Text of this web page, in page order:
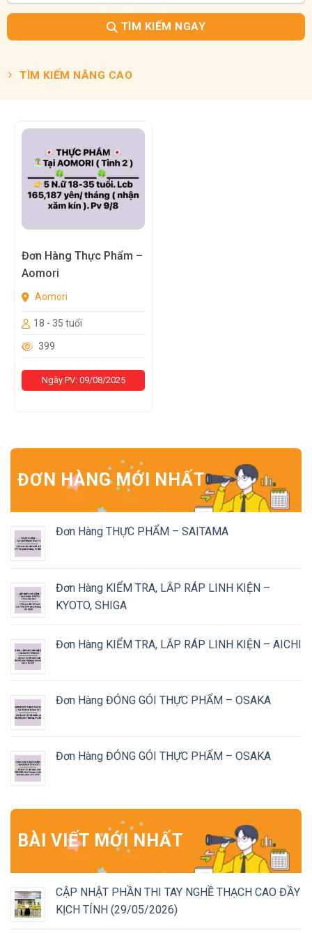
TÌM KIẾM NGAY
TÌM KIẾM NÂNG CAO
Đơn Hàng Thực Phẩm –
Aomori
Aomori
18 - 35 tuổi
399
Ngày PV: 09/08/2025
ĐƠN HÀNG MỚI NHẤT
Đơn Hàng THỰC PHẨM – SAITAMA
Đơn Hàng KIỂM TRA, LẮP RÁP LINH KIỆN –
KYOTO, SHIGA
Đơn Hàng KIỂM TRA, LẮP RÁP LINH KIỆN – AICHI
Đơn Hàng ĐÓNG GÓI THỰC PHẨM – OSAKA
Đơn Hàng ĐÓNG GÓI THỰC PHẨM – OSAKA
BÀI VIẾT MỚI NHẤT
CẬP NHẬT PHẦN THI TAY NGHỀ THẠCH CAO ĐẦY
KỊCH TÍNH (29/05/2026)